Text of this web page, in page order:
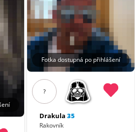
Fotka dostupná po přihlášení
?
Drakula 35
Rakovník